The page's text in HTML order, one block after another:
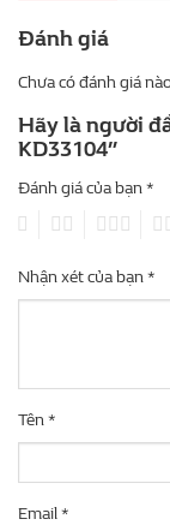
Đánh giá
Chưa có đánh giá
Hãy là người
KD33104”
Đánh giá của bạn*
Nhận xét của bạn*
Tên*
Email*